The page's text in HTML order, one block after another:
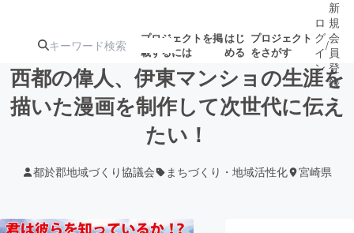
プロジェクトを掲
載するには
はじ
める
プロジェクト
をさがす
注目の新着プロ 募集終了が近いプ
ロ
グ
イ
ン
/
新
規
会
員
登
録
西都の偉人、伊東マンショの生涯を
描いた漫画を制作して次世代に伝え
たい！
都於郡地域づくり協議会 まちづくり・地域活性化 宮崎県